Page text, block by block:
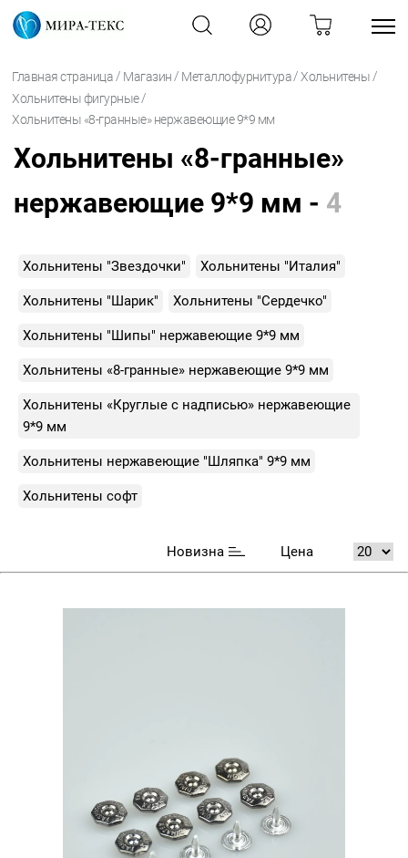
Главная страница / Магазин / Металлофурнитура /Хольнитены /
Хольнитены фигурные /
Хольнитены «8-гранные» нержавеющие 9*9 мм
Хольнитены «8-гранные»
нержавеющие 9*9 мм - 4
Хольнитены "Звездочки" Хольнитены "Италия"
Хольнитены "Шарик" Хольнитены "Сердечко"
Хольнитены "Шипы" нержавеющие 9*9 мм
Хольнитены «8-гранные» нержавеющие 9*9 мм
Хольнитены «Круглые с надписью» нержавеющие
9*9 мм
Хольнитены нержавеющие "Шляпка" 9*9 мм
Хольнитены софт
Новизна Цена